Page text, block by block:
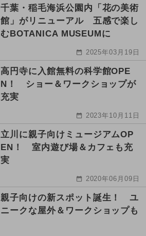
千葉・稲毛海浜公園内「花の美術
館」がリニューアル 五感で楽し
むBOTANICA MUSEUMに
2025年03月19日
高円寺に入館無料の科学館OPE
N！ ショー＆ワークショップが
充実
2023年10月11日
立川に親子向けミュージアムOP
EN！ 室内遊び場＆カフェも充
実
2020年06月09日
親子向けの新スポット誕生！ ユ
ニークな屋外＆ワークショップも